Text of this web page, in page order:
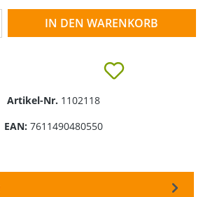
Gib den gewünschten
IN DEN WARENKORB
Artikel-Nr. 1102118
EAN: 7611490480550